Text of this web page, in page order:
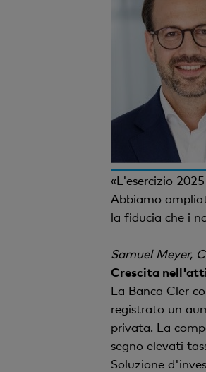
«L'esercizio
Abbiamo
la fiducia che i
Samuel Meyer,
Crescita
La Banca Cler
registrato un
privata. La
segno elevati
Soluzione